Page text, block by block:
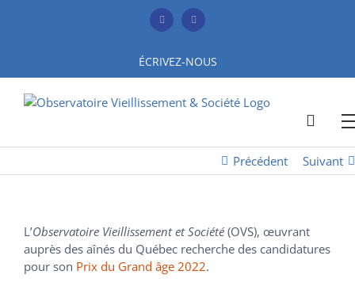
FacebookYouTube
ÉCRIVEZ-NOUS
Précédent Suivant
L’Observatoire Vieillissement et Société (OVS), œuvrant
auprès des aînés du Québec recherche des candidatures
pour son Prix du Grand âge 2022.